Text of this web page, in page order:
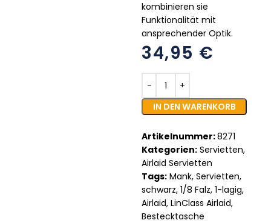
kombinieren sie
Funktionalität mit
ansprechender Optik.
34,95 €
IN DEN WARENKORB
Artikelnummer:8271
Kategorien: Servietten,
Airlaid Servietten
Tags: Mank, Servietten,
schwarz, 1/8 Falz, 1-lagig,
Airlaid, LinClass Airlaid,
Bestecktasche